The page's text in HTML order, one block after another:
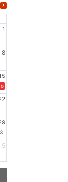
1
de
8
e da Soberania dos
Regional Leste, “Em terra
GTPE.
5